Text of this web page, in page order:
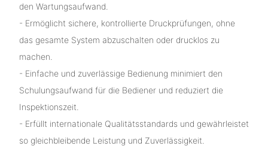
den Wartungsaufwand.
- Ermöglicht sichere, kontrollierte Druckprüfungen, ohne
das gesamte System abzuschalten oder drucklos zu
machen.
- Einfache und zuverlässige Bedienung minimiert den
Schulungsaufwand für die Bediener und reduziert die
Inspektionszeit.
- Erfüllt internationale Qualitätsstandards und gewährleistet
so gleichbleibende Leistung und Zuverlässigkeit.